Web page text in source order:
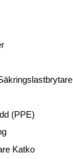
(PPE)
Katko